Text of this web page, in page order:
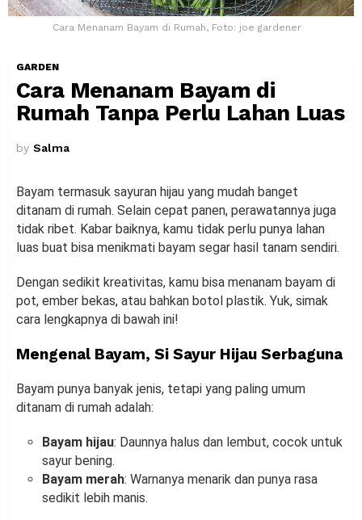
Cara Menanam Bayam di Rumah, Foto: joe gardener
GARDEN
Cara Menanam Bayam di
Rumah Tanpa Perlu Lahan Luas
by Salma
Bayam termasuk sayuran hijau yang mudah banget
ditanam di rumah. Selain cepat panen, perawatannya juga
tidak ribet. Kabar baiknya, kamu tidak perlu punya lahan
luas buat bisa menikmati bayam segar hasil tanam sendiri.
Dengan sedikit kreativitas, kamu bisa menanam bayam di
pot, ember bekas, atau bahkan botol plastik. Yuk, simak
cara lengkapnya di bawah ini!
Mengenal Bayam, Si Sayur Hijau Serbaguna
Bayam punya banyak jenis, tetapi yang paling umum
ditanam di rumah adalah:
Bayam hijau: Daunnya halus dan lembut, cocok untuk
sayur bening.
Bayam merah: Warnanya menarik dan punya rasa
sedikit lebih manis.